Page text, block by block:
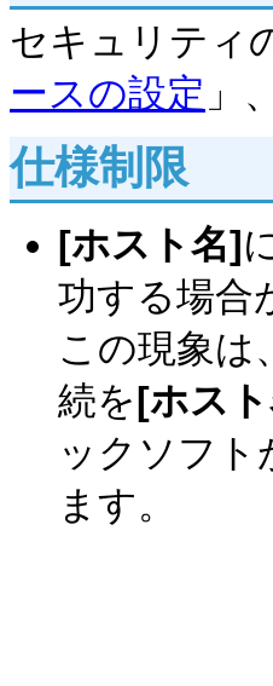
セキュリティ
ースの設定 」
仕様制限
[ホスト名]
功する場合
この現象は
続を[ホス
ックソフ
ます。